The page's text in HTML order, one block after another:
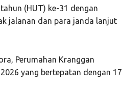
(HUT) ke-31 dengan
jalanan dan para janda lanjut
Perumahan Kranggan
yang bertepatan dengan 17